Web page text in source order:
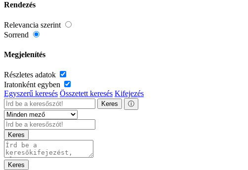
Rendezés
Relevancia szerint
Sorrend
Megjelenítés
Részletes adatok
Iratonként egyben
Egyszerű keresés Összetett keresés Kifejezés
Keres ⓘ
Keres
Keres